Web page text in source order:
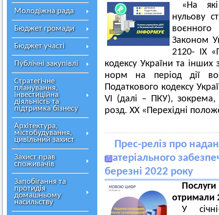
Молодіжна рада
Бюджет громади
Бюджет участі
Публічні закупівлі
Стратегічне
планування,
інвестиційна
діяльність та
підтримка бізнесу
Архітектура,
містобудування,
цивільний захист
Захист прав
споживачів
Запобігання та
протидія
домашньому
насильству
«На
нульову
Законом
2120- IХ
кодексу України та інших
норм на період дії
Податкового кодексу
VI (далі – ПКУ),
розд. ХХ «Перехідні
Прес-реліз про
матеріального
березні 2022 року
отримали
У